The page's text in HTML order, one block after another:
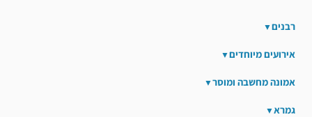
רבנים
אירועים מיוחדים
אמונה מחשבה ומוסר
גמרא